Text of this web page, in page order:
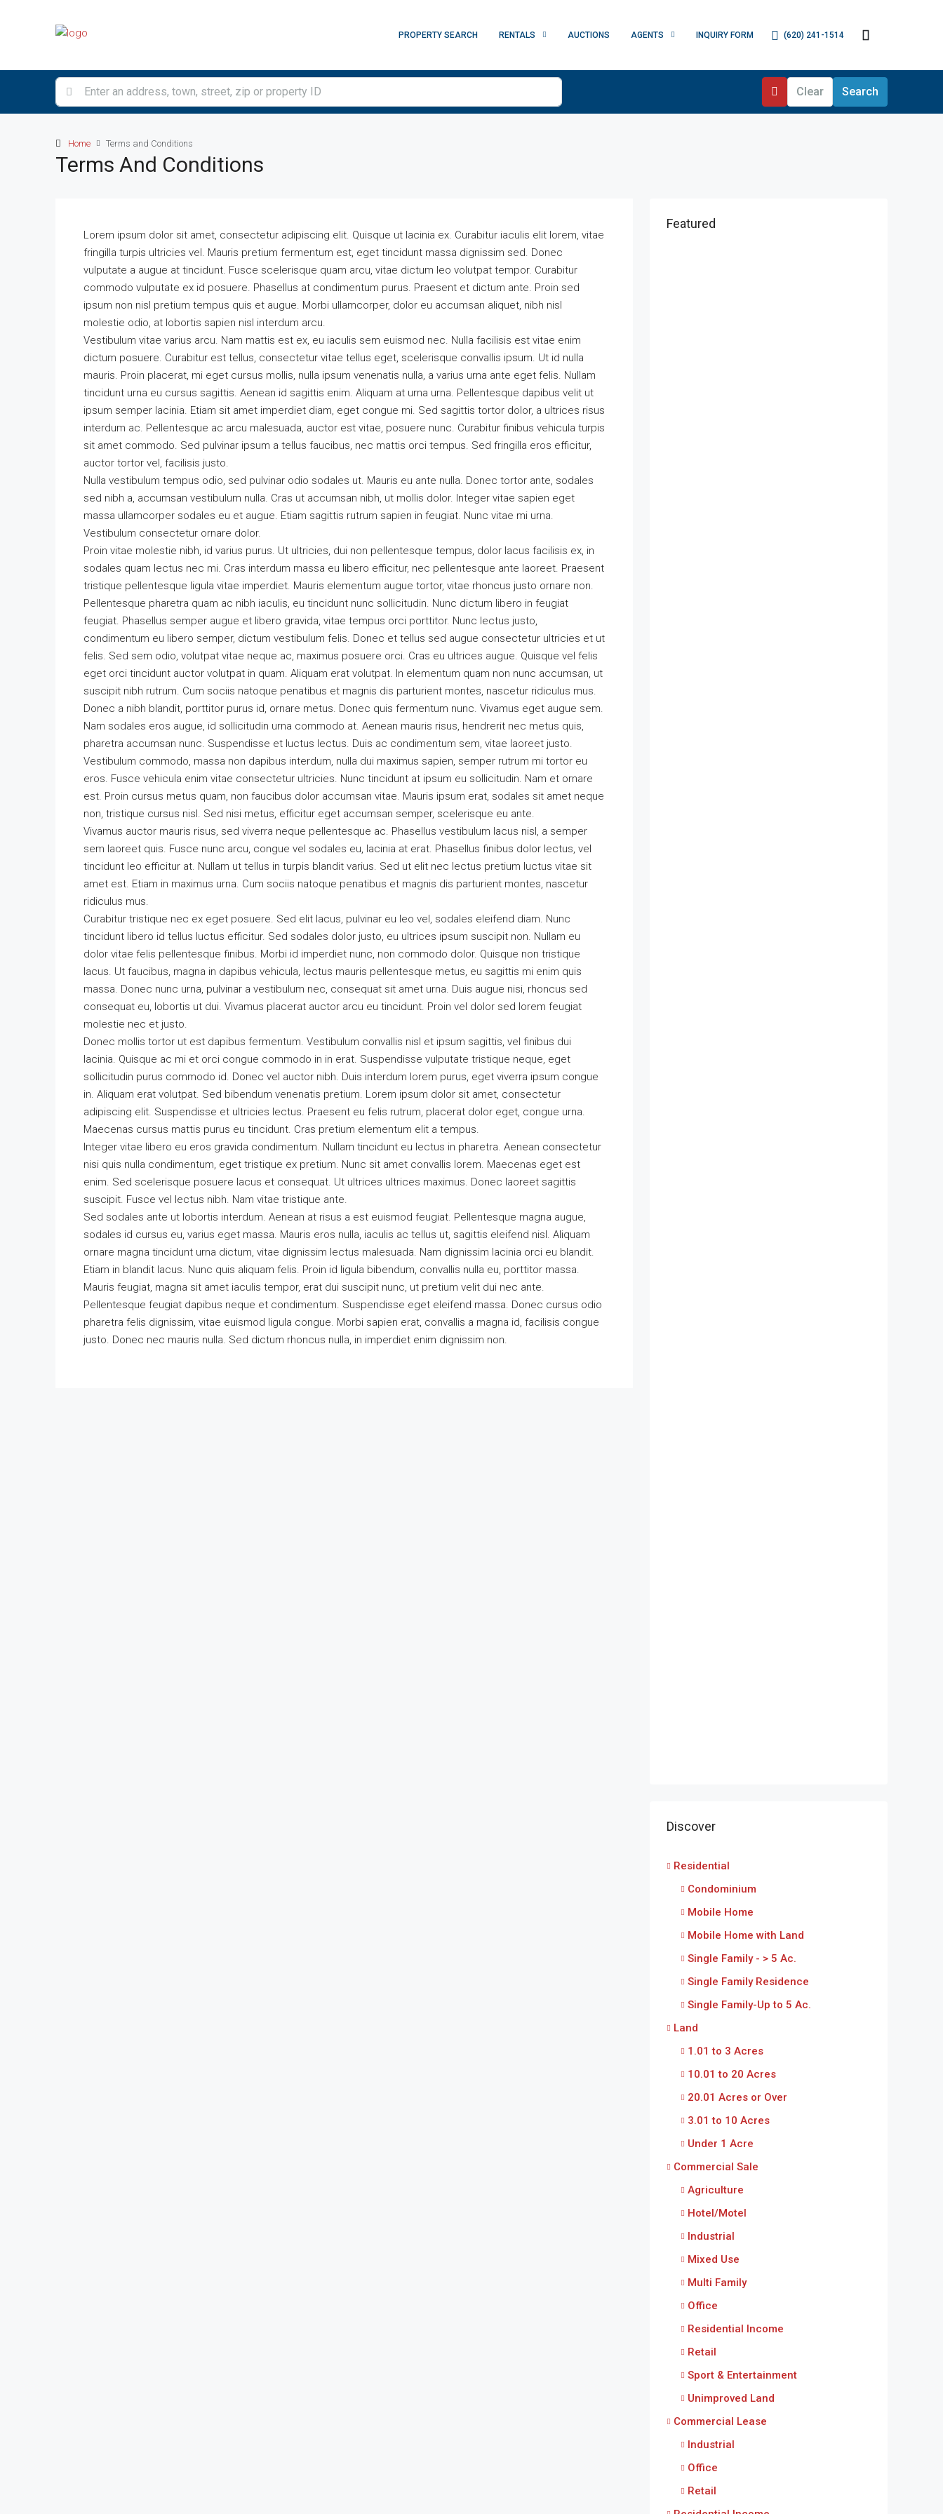
PROPERTY SEARCH RENTALS AUCTIONS AGENTS INQUIRY FORM (620) 241-1514
Clear Search
Home Terms and Conditions
Terms And Conditions
Lorem ipsum dolor sit amet, consectetur adipiscing elit. Quisque ut lacinia ex. Curabitur iaculis elit lorem, vitae
fringilla turpis ultricies vel. Mauris pretium fermentum est, eget tincidunt massa dignissim sed. Donec
vulputate a augue at tincidunt. Fusce scelerisque quam arcu, vitae dictum leo volutpat tempor. Curabitur
commodo vulputate ex id posuere. Phasellus at condimentum purus. Praesent et dictum ante. Proin sed
ipsum non nisl pretium tempus quis et augue. Morbi ullamcorper, dolor eu accumsan aliquet, nibh nisl
molestie odio, at lobortis sapien nisl interdum arcu.
Vestibulum vitae varius arcu. Nam mattis est ex, eu iaculis sem euismod nec. Nulla facilisis est vitae enim
dictum posuere. Curabitur est tellus, consectetur vitae tellus eget, scelerisque convallis ipsum. Ut id nulla
mauris. Proin placerat, mi eget cursus mollis, nulla ipsum venenatis nulla, a varius urna ante eget felis. Nullam
tincidunt urna eu cursus sagittis. Aenean id sagittis enim. Aliquam at urna urna. Pellentesque dapibus velit ut
ipsum semper lacinia. Etiam sit amet imperdiet diam, eget congue mi. Sed sagittis tortor dolor, a ultrices risus
interdum ac. Pellentesque ac arcu malesuada, auctor est vitae, posuere nunc. Curabitur finibus vehicula turpis
sit amet commodo. Sed pulvinar ipsum a tellus faucibus, nec mattis orci tempus. Sed fringilla eros efficitur,
auctor tortor vel, facilisis justo.
Nulla vestibulum tempus odio, sed pulvinar odio sodales ut. Mauris eu ante nulla. Donec tortor ante, sodales
sed nibh a, accumsan vestibulum nulla. Cras ut accumsan nibh, ut mollis dolor. Integer vitae sapien eget
massa ullamcorper sodales eu et augue. Etiam sagittis rutrum sapien in feugiat. Nunc vitae mi urna.
Vestibulum consectetur ornare dolor.
Proin vitae molestie nibh, id varius purus. Ut ultricies, dui non pellentesque tempus, dolor lacus facilisis ex, in
sodales quam lectus nec mi. Cras interdum massa eu libero efficitur, nec pellentesque ante laoreet. Praesent
tristique pellentesque ligula vitae imperdiet. Mauris elementum augue tortor, vitae rhoncus justo ornare non.
Pellentesque pharetra quam ac nibh iaculis, eu tincidunt nunc sollicitudin. Nunc dictum libero in feugiat
feugiat. Phasellus semper augue et libero gravida, vitae tempus orci porttitor. Nunc lectus justo,
condimentum eu libero semper, dictum vestibulum felis. Donec et tellus sed augue consectetur ultricies et ut
felis. Sed sem odio, volutpat vitae neque ac, maximus posuere orci. Cras eu ultrices augue. Quisque vel felis
eget orci tincidunt auctor volutpat in quam. Aliquam erat volutpat. In elementum quam non nunc accumsan, ut
suscipit nibh rutrum. Cum sociis natoque penatibus et magnis dis parturient montes, nascetur ridiculus mus.
Donec a nibh blandit, porttitor purus id, ornare metus. Donec quis fermentum nunc. Vivamus eget augue sem.
Nam sodales eros augue, id sollicitudin urna commodo at. Aenean mauris risus, hendrerit nec metus quis,
pharetra accumsan nunc. Suspendisse et luctus lectus. Duis ac condimentum sem, vitae laoreet justo.
Vestibulum commodo, massa non dapibus interdum, nulla dui maximus sapien, semper rutrum mi tortor eu
eros. Fusce vehicula enim vitae consectetur ultricies. Nunc tincidunt at ipsum eu sollicitudin. Nam et ornare
est. Proin cursus metus quam, non faucibus dolor accumsan vitae. Mauris ipsum erat, sodales sit amet neque
non, tristique cursus nisl. Sed nisi metus, efficitur eget accumsan semper, scelerisque eu ante.
Vivamus auctor mauris risus, sed viverra neque pellentesque ac. Phasellus vestibulum lacus nisl, a semper
sem laoreet quis. Fusce nunc arcu, congue vel sodales eu, lacinia at erat. Phasellus finibus dolor lectus, vel
tincidunt leo efficitur at. Nullam ut tellus in turpis blandit varius. Sed ut elit nec lectus pretium luctus vitae sit
amet est. Etiam in maximus urna. Cum sociis natoque penatibus et magnis dis parturient montes, nascetur
ridiculus mus.
Curabitur tristique nec ex eget posuere. Sed elit lacus, pulvinar eu leo vel, sodales eleifend diam. Nunc
tincidunt libero id tellus luctus efficitur. Sed sodales dolor justo, eu ultrices ipsum suscipit non. Nullam eu
dolor vitae felis pellentesque finibus. Morbi id imperdiet nunc, non commodo dolor. Quisque non tristique
lacus. Ut faucibus, magna in dapibus vehicula, lectus mauris pellentesque metus, eu sagittis mi enim quis
massa. Donec nunc urna, pulvinar a vestibulum nec, consequat sit amet urna. Duis augue nisi, rhoncus sed
consequat eu, lobortis ut dui. Vivamus placerat auctor arcu eu tincidunt. Proin vel dolor sed lorem feugiat
molestie nec et justo.
Donec mollis tortor ut est dapibus fermentum. Vestibulum convallis nisl et ipsum sagittis, vel finibus dui
lacinia. Quisque ac mi et orci congue commodo in in erat. Suspendisse vulputate tristique neque, eget
sollicitudin purus commodo id. Donec vel auctor nibh. Duis interdum lorem purus, eget viverra ipsum congue
in. Aliquam erat volutpat. Sed bibendum venenatis pretium. Lorem ipsum dolor sit amet, consectetur
adipiscing elit. Suspendisse et ultricies lectus. Praesent eu felis rutrum, placerat dolor eget, congue urna.
Maecenas cursus mattis purus eu tincidunt. Cras pretium elementum elit a tempus.
Integer vitae libero eu eros gravida condimentum. Nullam tincidunt eu lectus in pharetra. Aenean consectetur
nisi quis nulla condimentum, eget tristique ex pretium. Nunc sit amet convallis lorem. Maecenas eget est
enim. Sed scelerisque posuere lacus et consequat. Ut ultrices ultrices maximus. Donec laoreet sagittis
suscipit. Fusce vel lectus nibh. Nam vitae tristique ante.
Sed sodales ante ut lobortis interdum. Aenean at risus a est euismod feugiat. Pellentesque magna augue,
sodales id cursus eu, varius eget massa. Mauris eros nulla, iaculis ac tellus ut, sagittis eleifend nisl. Aliquam
ornare magna tincidunt urna dictum, vitae dignissim lectus malesuada. Nam dignissim lacinia orci eu blandit.
Etiam in blandit lacus. Nunc quis aliquam felis. Proin id ligula bibendum, convallis nulla eu, porttitor massa.
Mauris feugiat, magna sit amet iaculis tempor, erat dui suscipit nunc, ut pretium velit dui nec ante.
Pellentesque feugiat dapibus neque et condimentum. Suspendisse eget eleifend massa. Donec cursus odio
pharetra felis dignissim, vitae euismod ligula congue. Morbi sapien erat, convallis a magna id, facilisis congue
justo. Donec nec mauris nulla. Sed dictum rhoncus nulla, in imperdiet enim dignissim non.
Featured
Discover
Residential
Condominium
Mobile Home
Mobile Home with Land
Single Family - > 5 Ac.
Single Family Residence
Single Family-Up to 5 Ac.
Land
1.01 to 3 Acres
10.01 to 20 Acres
20.01 Acres or Over
3.01 to 10 Acres
Under 1 Acre
Commercial Sale
Agriculture
Hotel/Motel
Industrial
Mixed Use
Multi Family
Office
Residential Income
Retail
Sport & Entertainment
Unimproved Land
Commercial Lease
Industrial
Office
Retail